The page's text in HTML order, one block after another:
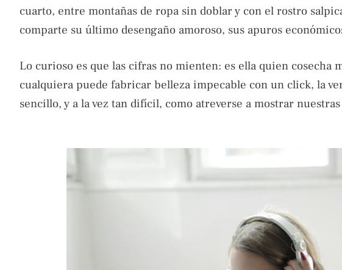
cuarto, entre montañas de ropa sin doblar y con el rostro
comparte su último desengaño amoroso, sus apuros
Lo curioso es que las cifras no mienten: es ella quien cosecha
cualquiera puede fabricar belleza impecable con un click, la
sencillo, y a la vez tan difícil, como atreverse a mostrar